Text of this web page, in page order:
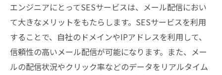
エンジニアにとってSESサービスは、メール配信におい
て大きなメリットをもたらします。SESサービスを利用
することで、自社のドメインやIPアドレスを利用して、
信頼性の高いメール配信が可能になります。また、メー
ルの配信状況やクリック率などのデータをリアルタイム